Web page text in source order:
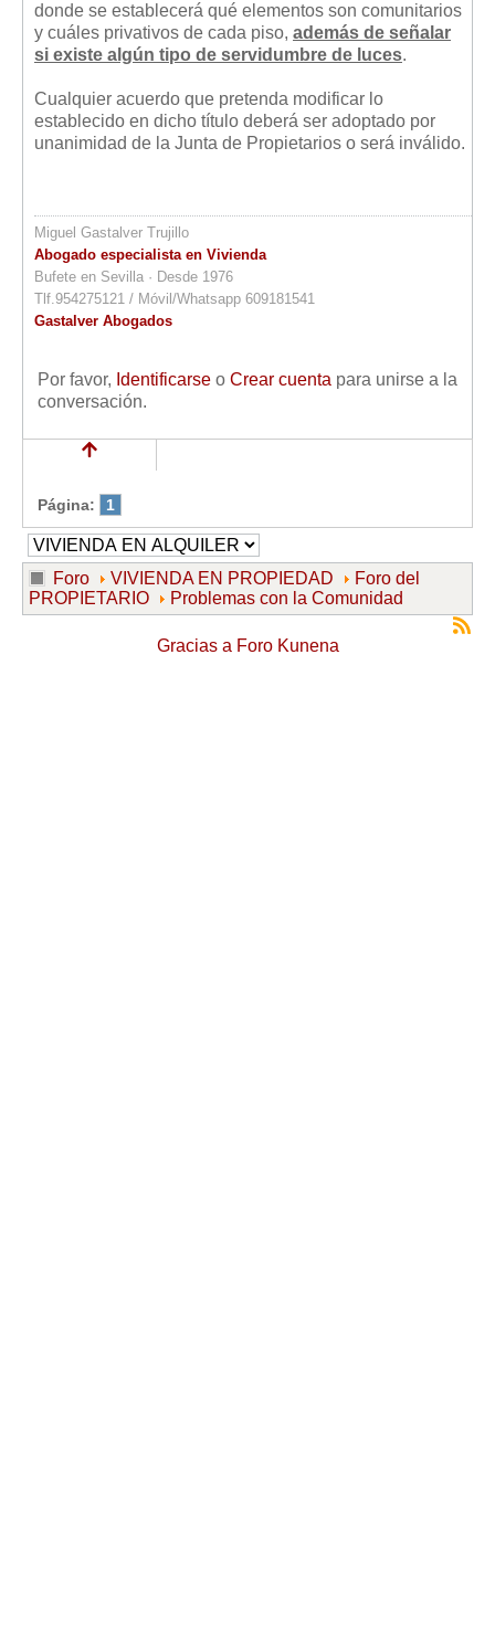
donde se establecerá qué elementos son comunitarios
y cuáles privativos de cada piso, además de señalar
si existe algún tipo de servidumbre de luces.
Cualquier acuerdo que pretenda modificar lo
establecido en dicho título deberá ser adoptado por
unanimidad de la Junta de Propietarios o será inválido.
Miguel Gastalver Trujillo
Abogado especialista en Vivienda
Bufete en Sevilla · Desde 1976
Tlf.954275121 / Móvil/Whatsapp 609181541
Gastalver Abogados
Por favor, Identificarse o Crear cuenta para unirse a la
conversación.
Página: 1
Foro VIVIENDA EN PROPIEDAD
Foro del
PROPIETARIO
Problemas con la Comunidad
Gracias a Foro Kunena